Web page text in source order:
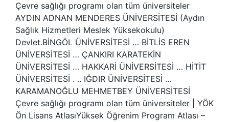
Çevre sağlığı programı olan tüm üniversiteler
AYDIN ​​​​​​​​ADNAN MENDERES ÜNİVERSİTESİ (Aydın
Sağlık Hizmetleri Meslek Yüksekokulu)
Devlet.BİNGÖL ÜNİVERSİTESİ … BİTLİS EREN
ÜNİVERSİTESİ … ÇANKIRI KARATEKİN
ÜNİVERSİTESİ … HAKKARİ ÜNİVERSİTESİ … HİTİT
ÜNİVERSİTESİ . .. IĞDIR ÜNİVERSİTESİ …
KARAMANOĞLU MEHMETBEY ÜNİVERSİTESİ
Çevre sağlığı programı olan tüm üniversiteler | YÖK
Ön Lisans AtlasıYüksek Öğrenim Program Atlası –